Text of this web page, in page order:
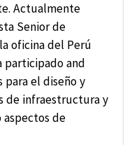
Actualmente
Senior de
oficina del Perú
participado and
para el diseño y
de infraestructura y
de